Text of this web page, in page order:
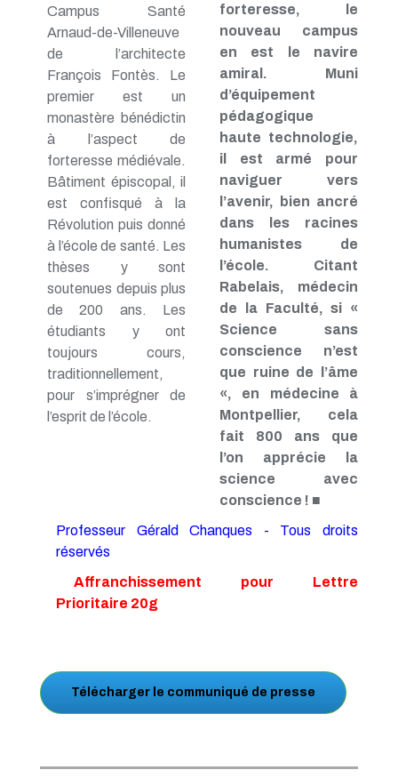
Campus Santé
Arnaud-de-Villeneuve
de l’architecte
François Fontès. Le
premier est un
monastère bénédictin
à l’aspect de
forteresse médiévale.
Bâtiment épiscopal, il
est confisqué à la
Révolution puis donné
à l’école de santé. Les
thèses y sont
soutenues depuis plus
de 200 ans. Les
étudiants y ont
toujours cours,
traditionnellement,
pour s’imprégner de
l’esprit de l’école.
forteresse, le
nouveau campus
en est le navire
amiral. Muni
d’équipement
pédagogique
haute technologie,
il est armé pour
naviguer vers
l’avenir, bien ancré
dans les racines
humanistes de
l’école. Citant
Rabelais, médecin
de la Faculté, si «
Science sans
conscience n’est
que ruine de l’âme
«, en médecine à
Montpellier, cela
fait 800 ans que
l’on apprécie la
science avec
conscience ! ■
Professeur Gérald Chanques - Tous droits
réservés
Affranchissement pour Lettre
Prioritaire 20g
Télécharger le communiqué de presse